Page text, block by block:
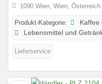
1090 Wien, Wien, Österreich
Produkt-Kategorie:
Kaffee
Lebensmittel und
Lieferservice